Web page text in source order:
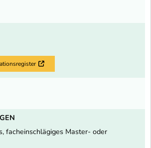
Externer Link
facheinschlägiges Master- oder